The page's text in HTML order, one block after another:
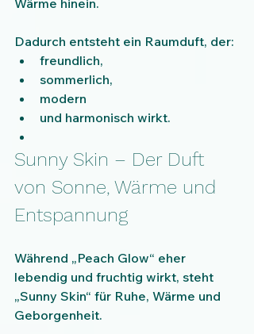
Wärme hinein.
Dadurch entsteht ein Raumduft, der:
freundlich,
sommerlich,
modern
und harmonisch wirkt.
Sunny Skin – Der Duft
von Sonne, Wärme und
Entspannung
Während „Peach Glow“ eher
lebendig und fruchtig wirkt, steht
„Sunny Skin“ für Ruhe, Wärme und
Geborgenheit.